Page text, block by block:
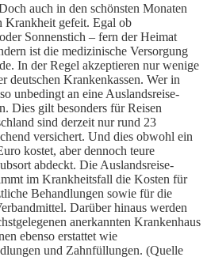
auch in den schönsten Monaten
Krankheit gefeit. Egal ob
Sonnenstich – fern der Heimat
ist die medizinische Versorgung
In der Regel akzeptieren nur wenige
deutschen Krankenkassen. Wer in
unbedingt an eine Auslandsreise-
Dies gilt besonders für Reisen
sind derzeit nur rund 23
versichert. Und dies obwohl ein
kostet, aber dennoch teure
abdeckt. Die Auslandsreise-
im Krankheitsfall die Kosten für
Behandlungen sowie für die
Darüber hinaus werden
anerkannten Krankenhaus
ebenso erstattet wie
und Zahnfüllungen. (Quelle